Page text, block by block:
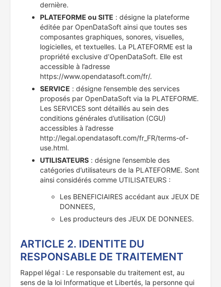
dernière.
PLATEFORME ou SITE : désigne la plateforme
éditée par OpenDataSoft ainsi que toutes ses
composantes graphiques, sonores, visuelles,
logicielles, et textuelles. La PLATEFORME est la
propriété exclusive d’OpenDataSoft. Elle est
accessible à l’adresse
https://www.opendatasoft.com/fr/.
SERVICE : désigne l’ensemble des services
proposés par OpenDataSoft via la PLATEFORME.
Les SERVICES sont détaillés au sein des
conditions générales d’utilisation (CGU)
accessibles à l’adresse
http://legal.opendatasoft.com/fr_FR/terms-of-
use.html.
UTILISATEURS : désigne l’ensemble des
catégories d’utilisateurs de la PLATEFORME. Sont
ainsi considérés comme UTILISATEURS :
Les BENEFICIAIRES accédant aux JEUX DE
DONNEES,
Les producteurs des JEUX DE DONNEES.
ARTICLE 2. IDENTITE DU
RESPONSABLE DE TRAITEMENT
Rappel légal : Le responsable du traitement est, au
sens de la loi Informatique et Libertés, la personne qui